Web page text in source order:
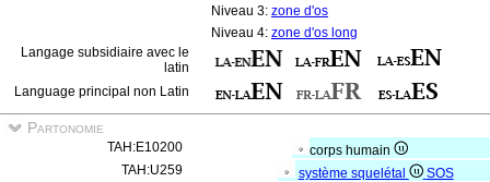
Niveau 3: zone d'os
Niveau 4: zone d'os long
Langage subsidiaire avec le
latin
Language principal non Latin
Partonomie
TAH:E10200
corps humain
TAH:U259
système squelétal
SOS